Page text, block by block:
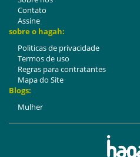
Contato
Assine
sobre o hagah:
Politicas de privacidade
Termos de uso
Regras para contratantes
Mapa do Site
Blogs:
Mulher